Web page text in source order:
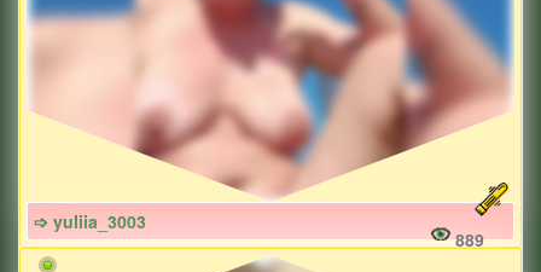
➩ yuliia_3003
889